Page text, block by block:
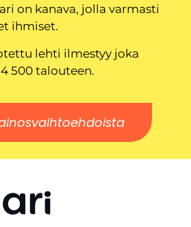
on kanava, jolla varmasti
ihmiset.
lehti ilmestyy joka
500 talouteen.